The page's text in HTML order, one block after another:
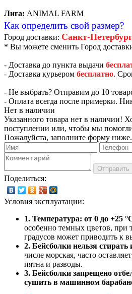
Лига: ANIMAL FARM
Как определить свой размер?
Город доставки: Санкт-Петербург
* Вы можете сменить Город
- Доставка до пункта выдачи
- Доставка курьером бесплатно.
- Не выбрать? Отправим до 10
- Оплата всегда после примерки.
Нет в наличии
Указанного товара нет в наличии!
поступлении или, чтобы мы
Пожалуйста, заполните форму ниже.
Отправить
Поделиться:
Условия эксплуатации:
1. Температура: от 0 до +25
особенно темных цветов, при
градусов может приводить к
2. Бейсболки нельзя стирать
числе морская, часто
пятна и разводы.
3. Бейсболки запрещено
сушить в машинном